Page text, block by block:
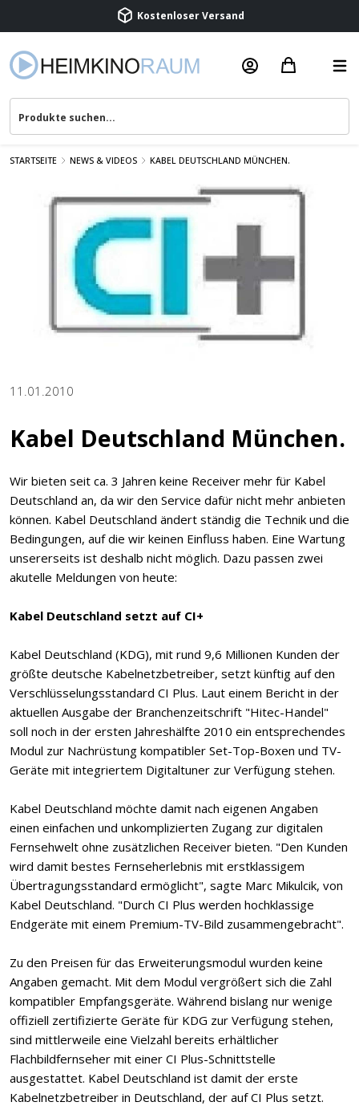
Beratung & Service
STARTSEITE NEWS & VIDEOS KABEL DEUTSCHLAND MÜNCHEN.
11.01.2010
Kabel Deutschland München.
Wir bieten seit ca. 3 Jahren keine Receiver mehr für Kabel
Deutschland an, da wir den Service dafür nicht mehr anbieten
können. Kabel Deutschland ändert ständig die Technik und die
Bedingungen, auf die wir keinen Einfluss haben. Eine Wartung
unsererseits ist deshalb nicht möglich. Dazu passen zwei
akutelle Meldungen von heute:
Kabel Deutschland setzt auf CI+
Kabel Deutschland (KDG), mit rund 9,6 Millionen Kunden der
größte deutsche Kabelnetzbetreiber, setzt künftig auf den
Verschlüsselungsstandard CI Plus. Laut einem Bericht in der
aktuellen Ausgabe der Branchenzeitschrift "Hitec-Handel"
soll noch in der ersten Jahreshälfte 2010 ein entsprechendes
Modul zur Nachrüstung kompatibler Set-Top-Boxen und TV-
Geräte mit integriertem Digitaltuner zur Verfügung stehen.
Kabel Deutschland möchte damit nach eigenen Angaben
einen einfachen und unkomplizierten Zugang zur digitalen
Fernsehwelt ohne zusätzlichen Receiver bieten. "Den Kunden
wird damit bestes Fernseherlebnis mit erstklassigem
Übertragungsstandard ermöglicht", sagte Marc Mikulcik, von
Kabel Deutschland. "Durch CI Plus werden hochklassige
Endgeräte mit einem Premium-TV-Bild zusammengebracht".
Zu den Preisen für das Erweiterungsmodul wurden keine
Angaben gemacht. Mit dem Modul vergrößert sich die Zahl
kompatibler Empfangsgeräte. Während bislang nur wenige
offiziell zertifizierte Geräte für KDG zur Verfügung stehen,
sind mittlerweile eine Vielzahl bereits erhältlicher
Flachbildfernseher mit einer CI Plus-Schnittstelle
ausgestattet. Kabel Deutschland ist damit der erste
Kabelnetzbetreiber in Deutschland, der auf CI Plus setzt.